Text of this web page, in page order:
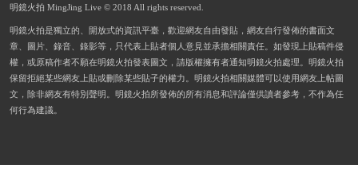
明鏡火拍 MingJing Live © 2018 All rights reserved.
明鏡火拍是獨立的、開放式的資訊平臺，歡迎網友自由發貼，網友自行發佈的書面文
章、圖片、錄音、錄影等，只代表上貼者個人意見並承擔相關責任。如發現上貼稿件侵
權，或原稿作者不願在明鏡火拍發表圖文，請版權擁有者通知明鏡火拍處理。明鏡火拍
保留拒絕某些網友上貼或刪除某些貼子的權力。明鏡火拍相關媒體可以使用網友上帖圖
文，除非網友有特別聲明。明鏡火拍所發佈的所有消息和評論僅供讀者參考，不作為任
何行為建議。